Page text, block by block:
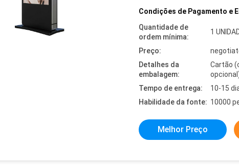
Condições de Pagamento e
Quantidade de
ordem mínima:
1
Preço:
Detalhes da
embalagem:
Cartão
Tempo de entrega:
10-15
Habilidade da fonte: 10000
Melhor Preço